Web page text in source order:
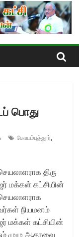
பொது
கோயம்புத்தூர்,
திரு
மக்கள் கட்சியின்
நியமனம்
மக்கள் கட்சியின்
முழு ஆதரவை